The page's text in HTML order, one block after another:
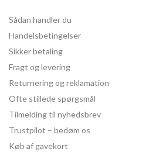
Sådan handler du
Handelsbetingelser
Sikker betaling
Fragt og levering
Returnering og reklamation
Ofte stillede spørgsmål
Tilmelding til nyhedsbrev
Trustpilot – bedøm os
Køb af gavekort